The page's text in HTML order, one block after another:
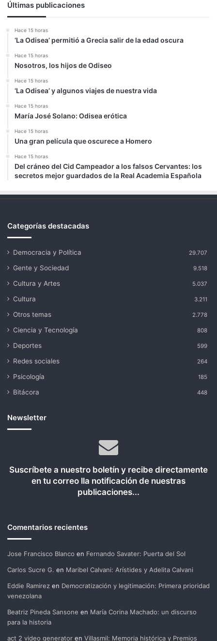
Últimas publicaciones
Hace 15 horas
‘La Odisea’ permitió a Grecia salir de la edad oscura
Hace 15 horas
Nosotros, los hijos de Odiseo
Hace 15 horas
‘La Odisea’ y algunos viajes de nuestra vida
Hace 15 horas
María José Solano: Odisea erótica
Hace 15 horas
Una gran película que oscurece a Homero
Hace 15 horas
Del cráneo del Cid Campeador a los falsos Cervantes: los
secretos mejor guardados de la Real Academia Española
Categorías destacadas
Democracia y Política 29.707
Gente y Sociedad 9.518
Cultura y Artes 5.037
Cultura 3.211
Otros temas 2.778
Ciencia y Tecnología 808
Deportes 599
Redes sociales 264
Psicología 185
Bitácora 448
Newsletter
Suscríbete a nuestro boletín y recibe directamente
en tu correo lla notificación de nuestras
publicaciones...
Comentarios recientes
Jose Francisco Blanco en Fernando Savater: Puerta del Sol
Carlos Sucre G. en Maribel Calvani: Arístides y Adelita Calvani
Eddie Ramirez en Democratización y legitimación: Primera prioridad
venezolana
Beatriz Pineda Sansone en María Corina Machado: un discurso
para la historia
act 2 video generator en Villasmil: Memoria histórica y Premios